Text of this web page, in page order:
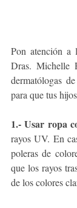
Pon atención a
Dras. Michelle
dermatólogas
para que tus
1.- Usar ropa
rayos UV. En
poleras de
que los rayos
de los colores